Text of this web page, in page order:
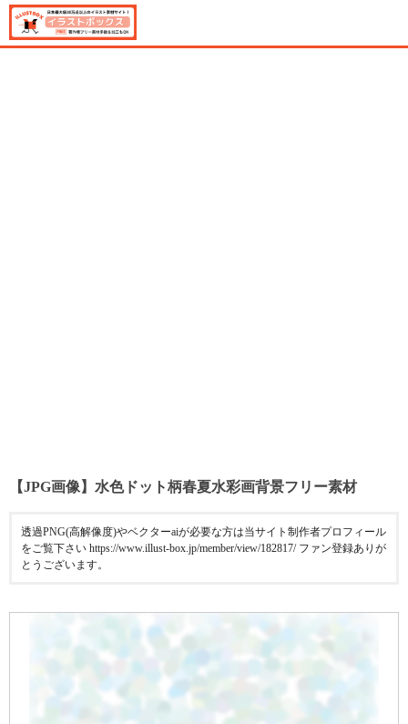
【JPG画像】水色ドット柄春夏水彩画背景フリー素材
透過PNG(高解像度)やベクターaiが必要な方は当サイト制作者プロフィール
をご覧下さい https://www.illust-box.jp/member/view/182817/ ファン登録ありが
とうございます。